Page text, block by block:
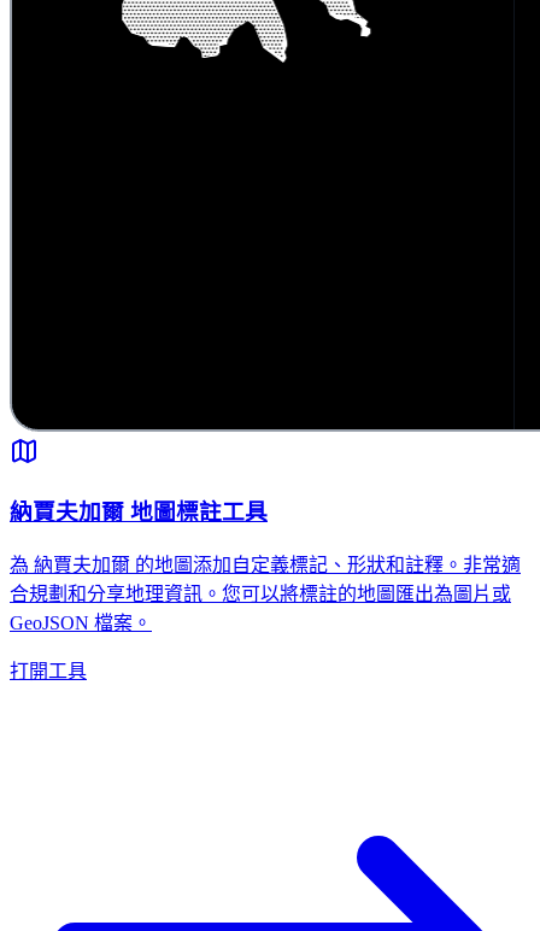
納賈夫加爾 地圖標註工具
為 納賈夫加爾 的地圖添加自定義標記、形狀和註釋。非常適
合規劃和分享地理資訊。您可以將標註的地圖匯出為圖片或
GeoJSON 檔案。
打開工具